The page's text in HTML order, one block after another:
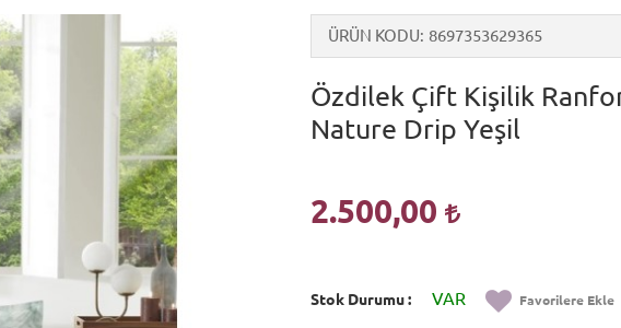
ÜRÜN KODU 8697353629365
Özdilek Çift Kişilik
Nature Drip Yeşil
2.500,00
Stok Durumu VAR Favorilere Ekle